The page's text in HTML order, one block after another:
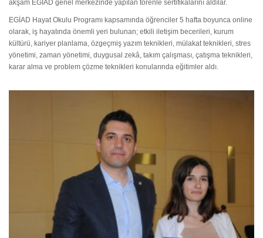
akşam EGİAD genel merkezinde yapılan törenle sertifikalarını aldılar.
EGİAD Hayat Okulu Programı kapsamında öğrenciler 5 hafta boyunca online
olarak, iş hayatında önemli yeri bulunan; etkili iletişim becerileri, kurum
kültürü, kariyer planlama, özgeçmiş yazım teknikleri, mülakat teknikleri, stres
yönetimi, zaman yönetimi, duygusal zekâ, takım çalışması, çatışma teknikleri,
karar alma ve problem çözme teknikleri konularında eğitimler aldı.